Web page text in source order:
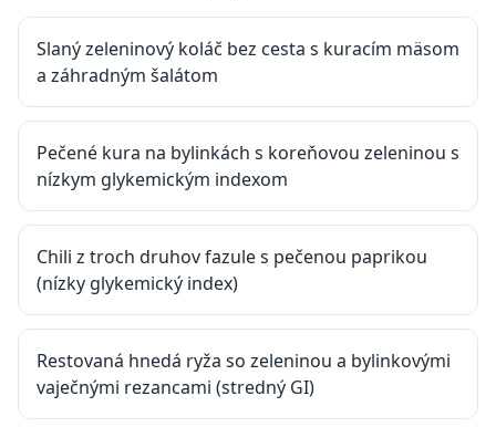
Slaný zeleninový koláč bez cesta s kuracím mäsom
a záhradným šalátom
Pečené kura na bylinkách s koreňovou zeleninou s
nízkym glykemickým indexom
Chili z troch druhov fazule s pečenou paprikou
(nízky glykemický index)
Restovaná hnedá ryža so zeleninou a bylinkovými
vaječnými rezancami (stredný GI)